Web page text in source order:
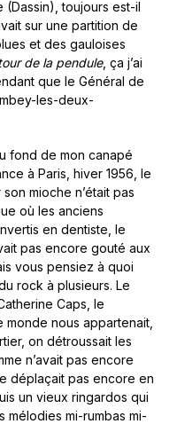
toujours est-il
sur une partition de
et des gauloises
de la pendule, ça j’ai
que le Général de
les-deux-
fond de mon canapé
à Paris, hiver 1956, le
mioche n’était pas
où les anciens
en dentiste, le
pas encore gouté aux
vous pensiez à quoi
rock à plusieurs. Le
Caps, le
nous appartenait,
on détroussait les
n’avait pas encore
déplaçait pas encore en
un vieux ringardos qui
mi-rumbas mi-